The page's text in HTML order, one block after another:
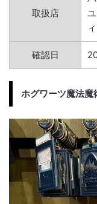
取扱店
確認日
ホグワーツ魔法魔